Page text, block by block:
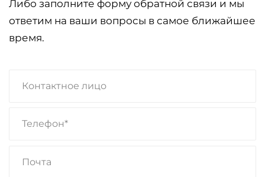
Либо заполните форму обратной связи и мы
ответим на ваши вопросы в самое ближайшее
время.